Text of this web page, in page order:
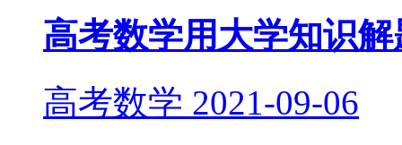
高考数学用大学知识
高考数学 2021-09-06